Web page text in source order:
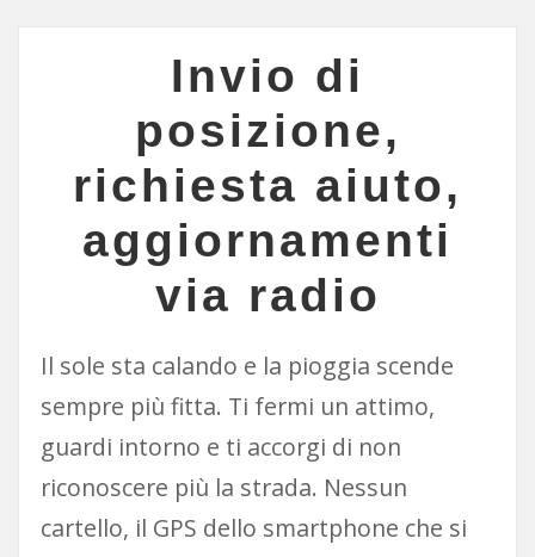
Invio di
posizione,
richiesta aiuto,
aggiornamenti
via radio
Il sole sta calando e la pioggia scende
sempre più fitta. Ti fermi un attimo,
guardi intorno e ti accorgi di non
riconoscere più la strada. Nessun
cartello, il GPS dello smartphone che si